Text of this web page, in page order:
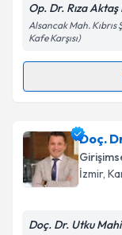
Op. Dr. Rıza
Alsancak Mah. Kıbrıs
Kafe Karşısı)
Randevu
Op. Dr.
oluşturun.
takvim
Doç.
İzmir,
Doç. Dr. Utku